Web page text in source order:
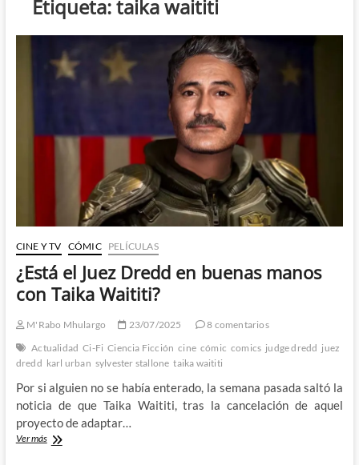
Etiqueta:taika waititi
CINE Y TV CÓMIC PELÍCULAS
¿Está el Juez Dredd en buenas manos
con Taika Waititi?
M'Rabo Mhulargo 23/07/2025
8 comentarios
Actualidad Ci-Fi Ciencia Ficción cine cómic comics judge dredd juez
dredd karl urban sylvester stallone taika waititi
Por si alguien no se había enterado, la semana pasada saltó la
noticia de que Taika Waititi, tras la cancelación de aquel
proyecto de adaptar…
Ver más¿Está